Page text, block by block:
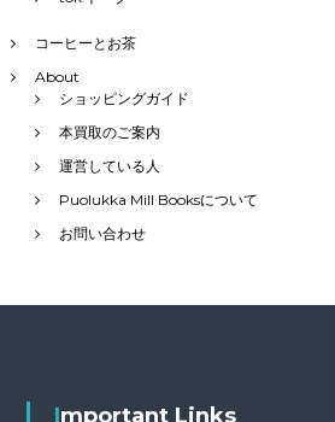
コーヒーとお茶
About
ショッピングガイド
本買取のご案内
運営している人
Puolukka Mill Booksについて
お問い合わせ
Important Links